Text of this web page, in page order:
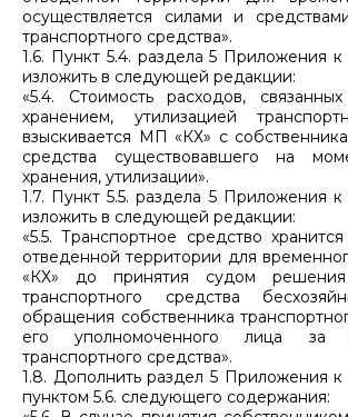
осуществляется силами и
транспортного средства».
1.6. Пункт 5.4. раздела 5 Приложения
изложить в следующей редакции:
«5.4. Стоимость расходов,
хранением, утилизацией
взыскивается МП «КХ» с
средства существовавшего на
хранения, утилизации».
1.7. Пункт 5.5. раздела 5 Приложения
изложить в следующей редакции:
«5.5. Транспортное средство
отведенной территории для
«КХ» до принятия судом
транспортного средства
обращения собственника
его уполномоченного лица за
транспортного средства».
1.8. Дополнить раздел 5 Приложения
пунктом 5.6. следующего содержания: